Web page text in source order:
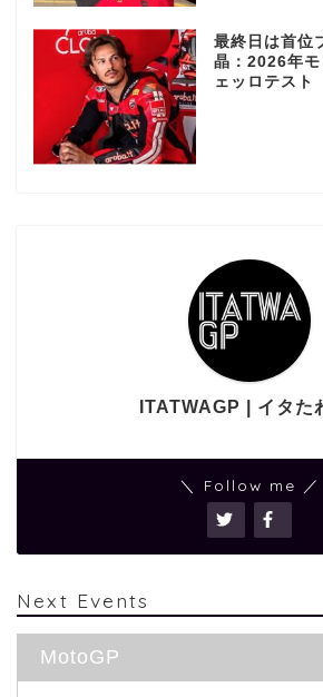
最終日は首位
晶：2026年
ェッロテスト
ITATWAGP | イタた
＼ Follow me ／
Next Events
MotoGP